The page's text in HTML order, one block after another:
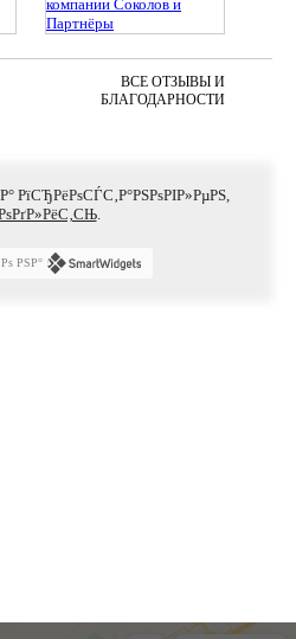
ВСЕ ОТЗЫВЫ И
БЛАГОДАРНОСТИ
РїСЂРёРѕСЃС‚Р°РЅРѕРІР»РµРЅ,
.
РЅР°